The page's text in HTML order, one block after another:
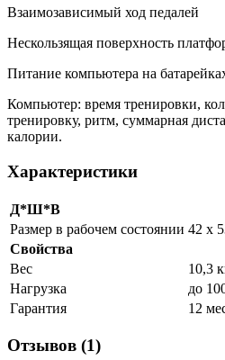
Взаимозависимый ход педалей
Нескользящая поверхность
Питание компьютера на
Компьютер: время тренировки,
тренировку, ритм, суммарная
калории.
Характеристики
Д*Ш*В
Размер в рабочем состоянии 42 х
Свойства
Вес
10,3
Нагрузка
до
Гарантия
12
Отзывов (1)